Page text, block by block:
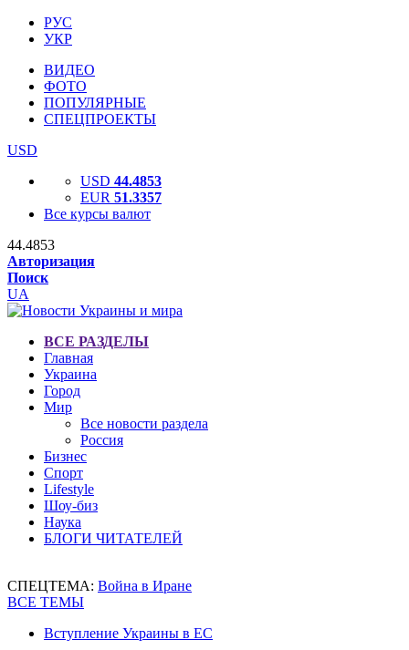
РУС
УКР
ВИДЕО
ФОТО
ПОПУЛЯРНЫЕ
СПЕЦПРОЕКТЫ
USD
USD 44.4853
EUR 51.3357
Все курсы валют
44.4853
Авторизация
Поиск
UA
ВСЕ РАЗДЕЛЫ
Главная
Украина
Город
Мир
Все новости раздела
Россия
Бизнес
Спорт
Lifestyle
Шоу-биз
Наука
БЛОГИ ЧИТАТЕЛЕЙ
СПЕЦТЕМА: Война в Иране
ВСЕ ТЕМЫ
Вступление Украины в ЕС